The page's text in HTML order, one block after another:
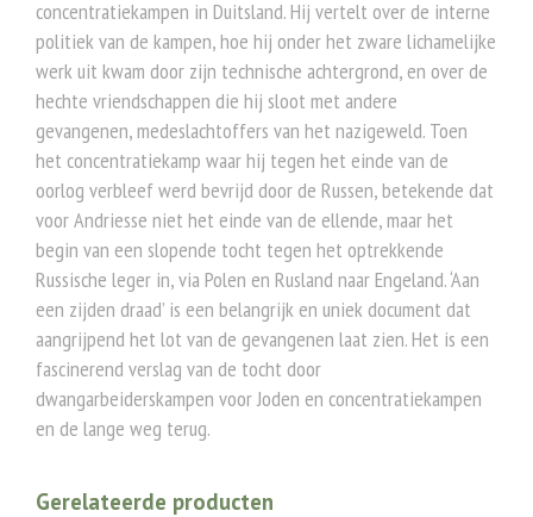
concentratiekampen in Duitsland. Hij vertelt over de interne
politiek van de kampen, hoe hij onder het zware lichamelijke
werk uit kwam door zijn technische achtergrond, en over de
hechte vriendschappen die hij sloot met andere
gevangenen, medeslachtoffers van het nazigeweld. Toen
het concentratiekamp waar hij tegen het einde van de
oorlog verbleef werd bevrijd door de Russen, betekende dat
voor Andriesse niet het einde van de ellende, maar het
begin van een slopende tocht tegen het optrekkende
Russische leger in, via Polen en Rusland naar Engeland. ‘Aan
een zijden draad’ is een belangrijk en uniek document dat
aangrijpend het lot van de gevangenen laat zien. Het is een
fascinerend verslag van de tocht door
dwangarbeiderskampen voor Joden en concentratiekampen
en de lange weg terug.
Gerelateerde producten